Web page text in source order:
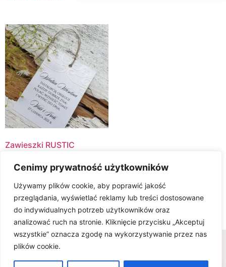
Cenimy prywatność użytkowników
Używamy plików cookie, aby poprawić jakość
przeglądania, wyświetlać reklamy lub treści dostosowane
do indywidualnych potrzeb użytkowników oraz
analizować ruch na stronie. Kliknięcie przycisku „Akceptuj
wszystkie” oznacza zgodę na wykorzystywanie przez nas
plików cookie.
Zawieszki RUSTIC
2.50zł
Dodaj do koszyka
Wszelkie prawa zastrzeżone © www.karteria.pl
FAQ - wiedza na temat zaproszeń ślubnych